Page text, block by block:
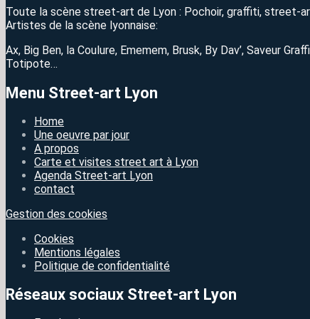
Toute la scène street-art de Lyon : Pochoir, graffiti, street-
Artistes de la scène lyonnaise:
Ax, Big Ben, la Coulure, Ememem, Brusk, By Dav’, Saveur
Totipote…
Menu Street-art Lyon
Home
Une oeuvre par jour
A propos
Carte et visites street art à Lyon
Agenda Street-art Lyon
contact
Gestion des cookies
Cookies
Mentions légales
Politique de confidentialité
Réseaux sociaux Street-art Lyon